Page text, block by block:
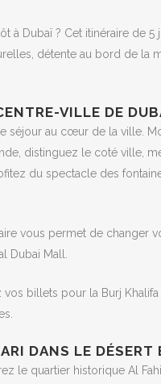
à Dubaï ? Cet itinéraire de
détente au bord de la
VILLE DE
séjour au cœur de la ville.
distinguez le coté ville,
du spectacle des
vous permet de changer
Dubai Mall.
billets pour la Burj Khalifa
DANS LE DÉSERT
le quartier historique Al